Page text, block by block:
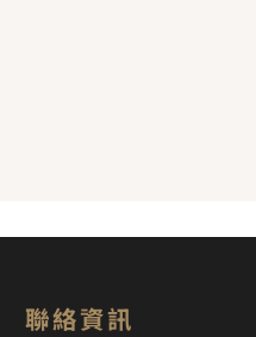
聯絡資訊